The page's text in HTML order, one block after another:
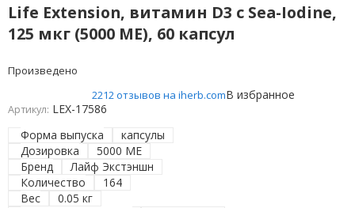
Life Extension, витамин D3 с Sea-Iodine,
125 мкг (5000 МЕ), 60 капсул
Произведено
2212 отзывов на iherb.comВ избранное
Артикул: LEX-17586
Форма выпуска
капсулы
Дозировка
5000 МЕ
Бренд
Лайф Экстэншн
Количество
164
Вес
0.05 кг